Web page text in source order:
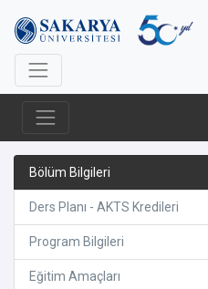
Bölüm Bilgileri
Ders Planı - AKTS Kredileri
Program Bilgileri
Eğitim Amaçları